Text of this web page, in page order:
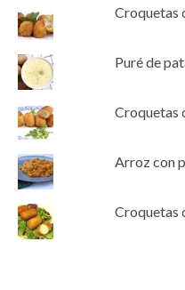
Croquetas
Puré de
Croquetas
Arroz con
Croquetas